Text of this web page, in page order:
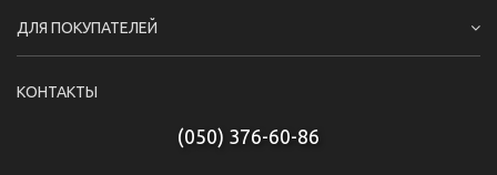
ДЛЯ ПОКУПАТЕЛЕЙ
КОНТАКТЫ
(050) 376-60-86